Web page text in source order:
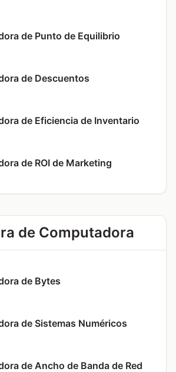
de Punto de Equilibrio
de Descuentos
de Eficiencia de Inventario
de ROI de Marketing
de Computadora
de Bytes
de Sistemas Numéricos
de Ancho de Banda de Red